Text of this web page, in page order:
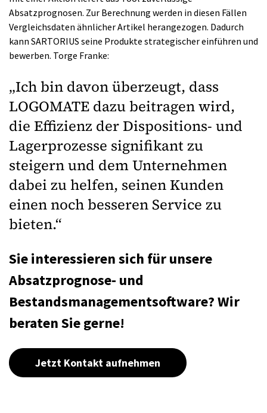
Absatzprognosen. Zur Berechnung werden in diesen Fällen
Vergleichsdaten ähnlicher Artikel herangezogen. Dadurch
kann SARTORIUS seine Produkte strategischer einführen und
bewerben. Torge Franke:
„Ich bin davon überzeugt, dass
LOGOMATE dazu beitragen wird,
die Effizienz der Dispositions- und
Lagerprozesse signifikant zu
steigern und dem Unternehmen
dabei zu helfen, seinen Kunden
einen noch besseren Service zu
bieten.“
Sie interessieren sich für unsere
Absatzprognose- und
Bestandsmanagementsoftware? Wir
beraten Sie gerne!
Jetzt Kontakt aufnehmen